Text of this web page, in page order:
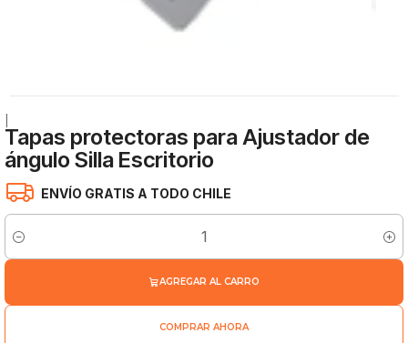
Tapas protectoras para Ajustador de
ángulo Silla Escritorio
ENVÍO GRATIS A TODO CHILE
Cantidad
AGREGAR AL CARRO
COMPRAR AHORA